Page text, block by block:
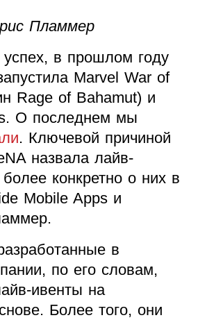
Пламмер
успех, в прошлом году
Marvel War of
Rage of Bahamut) и
О последнем мы
. Ключевой причиной
назвала лайв-
конкретно о них в
Mobile Apps и
в
по его словам,
ивенты на
Более того, они